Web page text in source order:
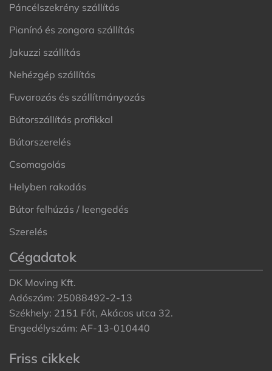
Páncélszekrény szállítás
Pianínó és zongora szállítás
Jakuzzi szállítás
Nehézgép szállítás
Fuvarozás és szállítmányozás
Bútorszállítás profikkal
Bútorszerelés
Csomagolás
Helyben rakodás
Bútor felhúzás / leengedés
Szerelés
Cégadatok
DK Moving Kft.
Adószám: 25088492-2-13
Székhely: 2151 Fót, Akácos utca 32.
Engedélyszám: AF-13-010440
Friss cikkek